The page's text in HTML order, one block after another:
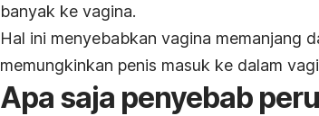
banyak ke vagina.
Hal ini menyebabkan vagina memanjang
memungkinkan penis masuk ke dalam
Apa saja penyebab